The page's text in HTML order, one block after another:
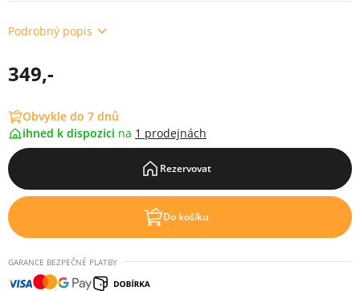
Podrobný popis
349,-
Obvykle do 7 dnů
ihned k dispozici na 1 prodejnách
Rezervovat
Do košíku
GARANCE BEZPEČNÉ PLATBY